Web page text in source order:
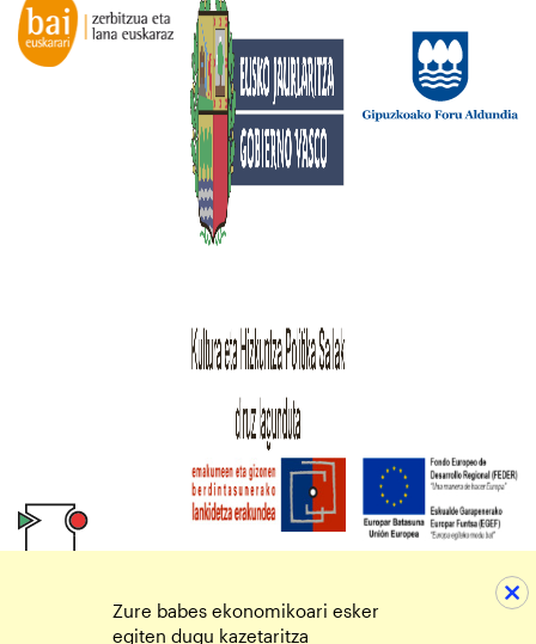
Zure babes ekonomikoari esker
egiten dugu kazetaritza